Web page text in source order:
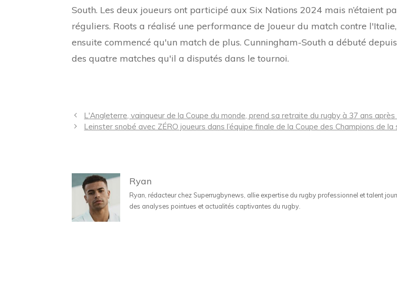
South. Les deux joueurs ont participé aux Six Nations 2024 mais n’étaient
réguliers. Roots a réalisé une performance de Joueur du match contre
ensuite commencé qu'un match de plus. Cunningham-South a débuté
des quatre matches qu'il a disputés dans le tournoi.
Navigation
des
L'Angleterre, vainqueur de la Coupe du monde, prend sa retraite du rugby à 37 ans après
Leinster snobé avec ZÉRO joueurs dans l’équipe finale de la Coupe des Champions de la
Ryan
Ryan, rédacteur chez Superrugbynews, allie expertise du rugby professionnel et talent
des analyses pointues et actualités captivantes du rugby.